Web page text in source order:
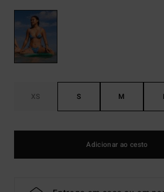
XS S M
Adicionar ao cesto